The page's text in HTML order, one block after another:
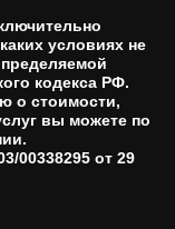
условиях не
кодекса РФ.
о стоимости,
вы можете по
00338295 от 29